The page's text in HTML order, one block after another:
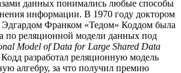
данных понимались любые способы
информации. В 1970 году доктором
Эдгардом Франком «Тедом» Коддом была
по реляционной модели данных под
Model of Data for Large Shared Data
Кодд разработал реляционную модель
алгебру, за что получил премию